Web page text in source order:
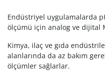
Endüstriyel uygulamalarda
ölçümü için analog ve dijital
Kimya, ilaç ve gıda
alanlarında da az bakım
ölçümler sağlarlar.